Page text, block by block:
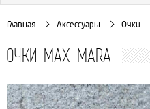
Главная Аксессуары Очки
ОЧКИ MAX MARA